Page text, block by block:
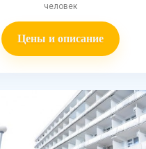
человек
Цены и описание